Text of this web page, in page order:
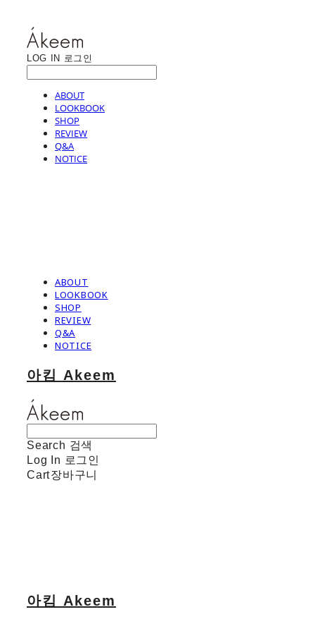
LOG IN 로그인
ABOUT
LOOKBOOK
SHOP
REVIEW
Q&A
NOTICE
ABOUT
LOOKBOOK
SHOP
REVIEW
Q&A
NOTICE
아킴 Akeem
Search 검색
Log In 로그인
Cart장바구니
아킴 Akeem